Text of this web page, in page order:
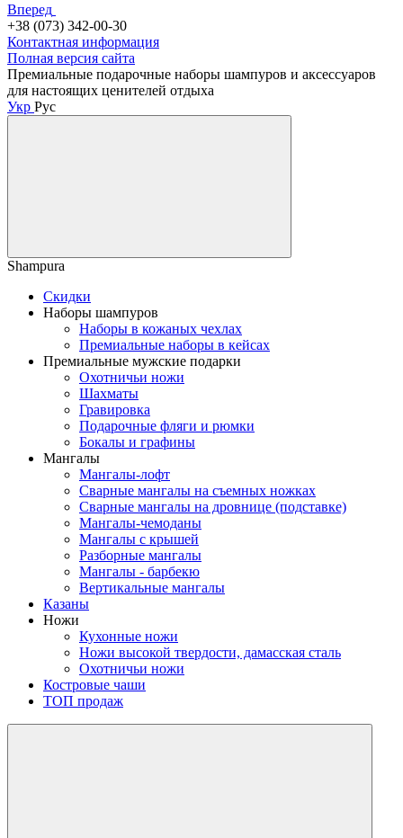
Вперед
+38 (073) 342-00-30
Контактная информация
Полная версия сайта
Премиальные подарочные наборы шампуров и аксессуаров
для настоящих ценителей отдыха
Укр Рус
Shampura
Скидки
Наборы шампуров
Наборы в кожаных чехлах
Премиальные наборы в кейсах
Премиальные мужские подарки
Охотничьи ножи
Шахматы
Гравировка
Подарочные фляги и рюмки
Бокалы и графины
Мангалы
Мангалы-лофт
Сварные мангалы на съемных ножках
Сварные мангалы на дровнице (подставке)
Мангалы-чемоданы
Мангалы с крышей
Разборные мангалы
Мангалы - барбекю
Вертикальные мангалы
Казаны
Ножи
Кухонные ножи
Ножи высокой твердости, дамасская сталь
Охотничьи ножи
Костровые чаши
ТОП продаж